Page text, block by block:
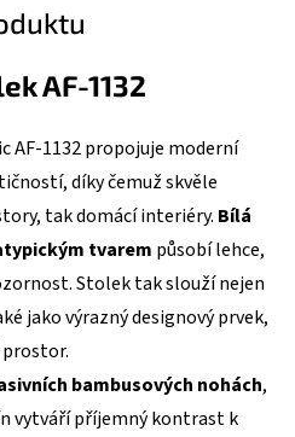
AF-1132
AF-1132 propojuje moderní
díky čemuž skvěle
tak domácí interiéry. Bílá
tvarem působí lehce,
Stolek tak slouží nejen
jako výrazný designový prvek,
bambusových nohách,
vytváří příjemný kontrast k